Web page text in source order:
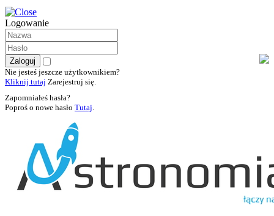
Logowanie
Nie jesteś jeszcze użytkownikiem?
Kliknij tutaj Zarejestruj się.
Zapomniałeś hasła?
Poproś o nowe hasło Tutaj.